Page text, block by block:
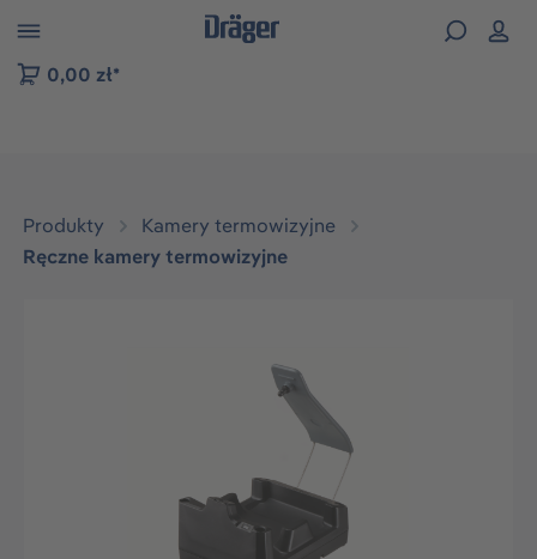
do nawigacji na platformie B2B
0,00 zł*
Produkty
Kamery termowizyjne
Ręczne kamery termowizyjne